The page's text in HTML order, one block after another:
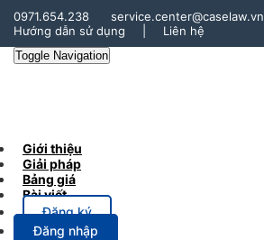
0971.654.238
service.center@caselaw.vn
Hướng dẫn sử dụng
Liên hệ
Toggle Navigation
Giới thiệu
Giải pháp
Bảng giá
Bài viết
Đăng ký
Đăng nhập